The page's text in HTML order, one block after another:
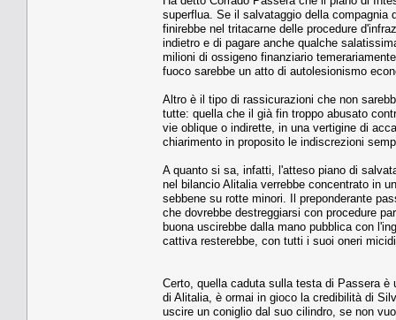
superflua. Se il salvataggio della
finirebbe nel tritacarne delle procedure
indietro e di pagare anche qualche
milioni di ossigeno finanziario
fuoco sarebbe un atto di autolesionismo
Altro è il tipo di rassicurazioni che non
tutte: quella che il già fin troppo abusato
vie oblique o indirette, in una vertigine di
chiarimento in proposito le indiscrezioni
A quanto si sa, infatti, l'atteso piano di
nel bilancio Alitalia verrebbe concentrato in
sebbene su rotte minori. Il preponderante
che dovrebbe destreggiarsi con procedure
buona uscirebbe dalla mano pubblica con
cattiva resterebbe, con tutti i suoi oneri
Certo, quella caduta sulla testa di Passera
di Alitalia, è ormai in gioco la credibilità di
uscire un coniglio dal suo cilindro, se non